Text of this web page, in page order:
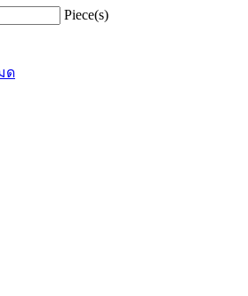
Piece(s)
ด